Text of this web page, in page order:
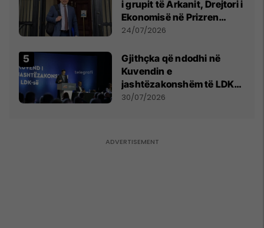
i grupit të Arkanit, Drejtori i
Ekonomisë në Prizren
mohon pretendimet
24/07/2026
Gjithçka që ndodhi në
Kuvendin e
jashtëzakonshëm të LDK-
së
30/07/2026